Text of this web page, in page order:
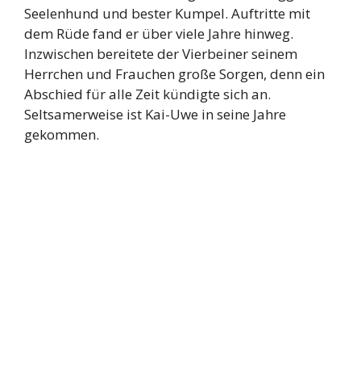
Seelenhund und bester Kumpel. Auftritte mit
dem Rüde fand er über viele Jahre hinweg.
Inzwischen bereitete der Vierbeiner seinem
Herrchen und Frauchen große Sorgen, denn ein
Abschied für alle Zeit kündigte sich an.
Seltsamerweise ist Kai-Uwe in seine Jahre
gekommen.